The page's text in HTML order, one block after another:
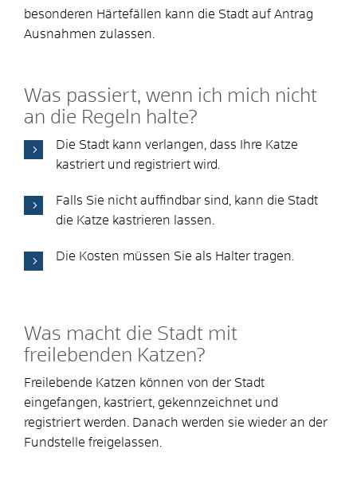
besonderen Härtefällen kann die Stadt auf Antrag
Ausnahmen zulassen.
Was passiert, wenn ich mich nicht
an die Regeln halte?
Die Stadt kann verlangen, dass Ihre Katze
kastriert und registriert wird.
Falls Sie nicht auffindbar sind, kann die Stadt
die Katze kastrieren lassen.
Die Kosten müssen Sie als Halter tragen.
Was macht die Stadt mit
freilebenden Katzen?
Freilebende Katzen können von der Stadt
eingefangen, kastriert, gekennzeichnet und
registriert werden. Danach werden sie wieder an der
Fundstelle freigelassen.